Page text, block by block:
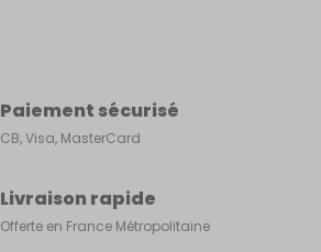
Paiement sécurisé
CB, Visa, MasterCard
Livraison rapide
Offerte en France Métropolitaine